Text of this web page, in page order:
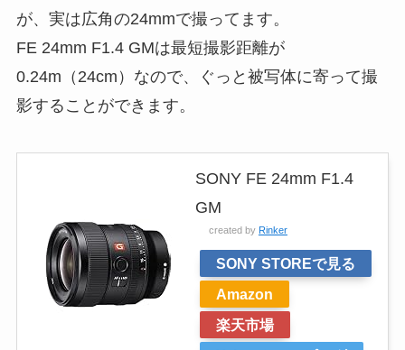
が、実は広角の24mmで撮ってます。
FE 24mm F1.4 GMは最短撮影距離が
0.24m（24cm）なので、ぐっと被写体に寄って撮
影することができます。
SONY FE 24mm F1.4
GM
created by Rinker
SONY STOREで見る
Amazon
楽天市場